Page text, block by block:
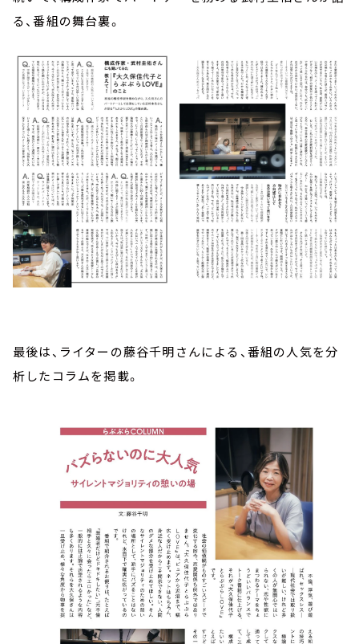
る、番組の舞台裏。
最後は、ライターの藤谷千明さんによる、番組の人気を分
析したコラムを掲載。